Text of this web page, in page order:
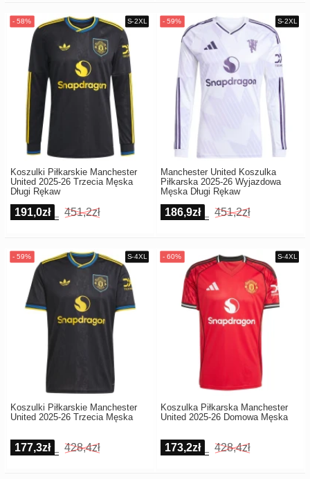
Koszulki Piłkarskie Manchester
United 2025-26 Trzecia Męska
Długi Rękaw
191,0zł 451,2zł
Manchester United Koszulka
Piłkarska 2025-26 Wyjazdowa
Męska Długi Rękaw
186,9zł 451,2zł
Koszulki Piłkarskie Manchester
United 2025-26 Trzecia Męska
177,3zł 428,4zł
Koszulka Piłkarska Manchester
United 2025-26 Domowa Męska
173,2zł 428,4zł